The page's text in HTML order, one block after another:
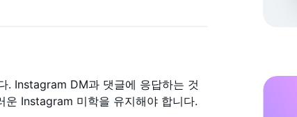
. Instagram DM과 댓글에 응답하는 것
운 Instagram 미학을 유지해야 합니다.